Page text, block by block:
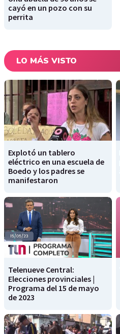
cayó en un pozo con su
perrita
LO MÁS VISTO
Explotó un tablero
eléctrico en una escuela de
Boedo y los padres se
manifestaron
Telenueve Central:
Elecciones provinciales |
Programa del 15 de mayo
de 2023